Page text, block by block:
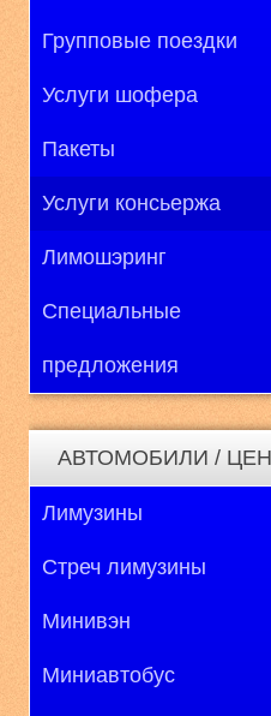
Групповые поездки
Услуги шофера
Пакеты
Услуги консьержа
Лимошэринг
Специальные
предложения
АВТОМОБИЛИ /
Лимузины
Стреч лимузины
Минивэн
Миниавтобус